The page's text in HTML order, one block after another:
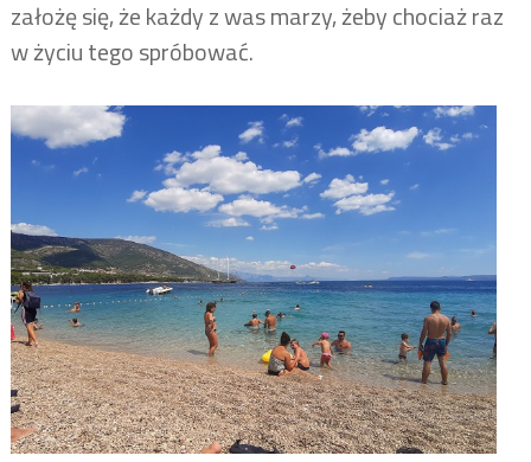
założę się, że każdy z was marzy, żeby chociaż raz
w życiu tego spróbować.